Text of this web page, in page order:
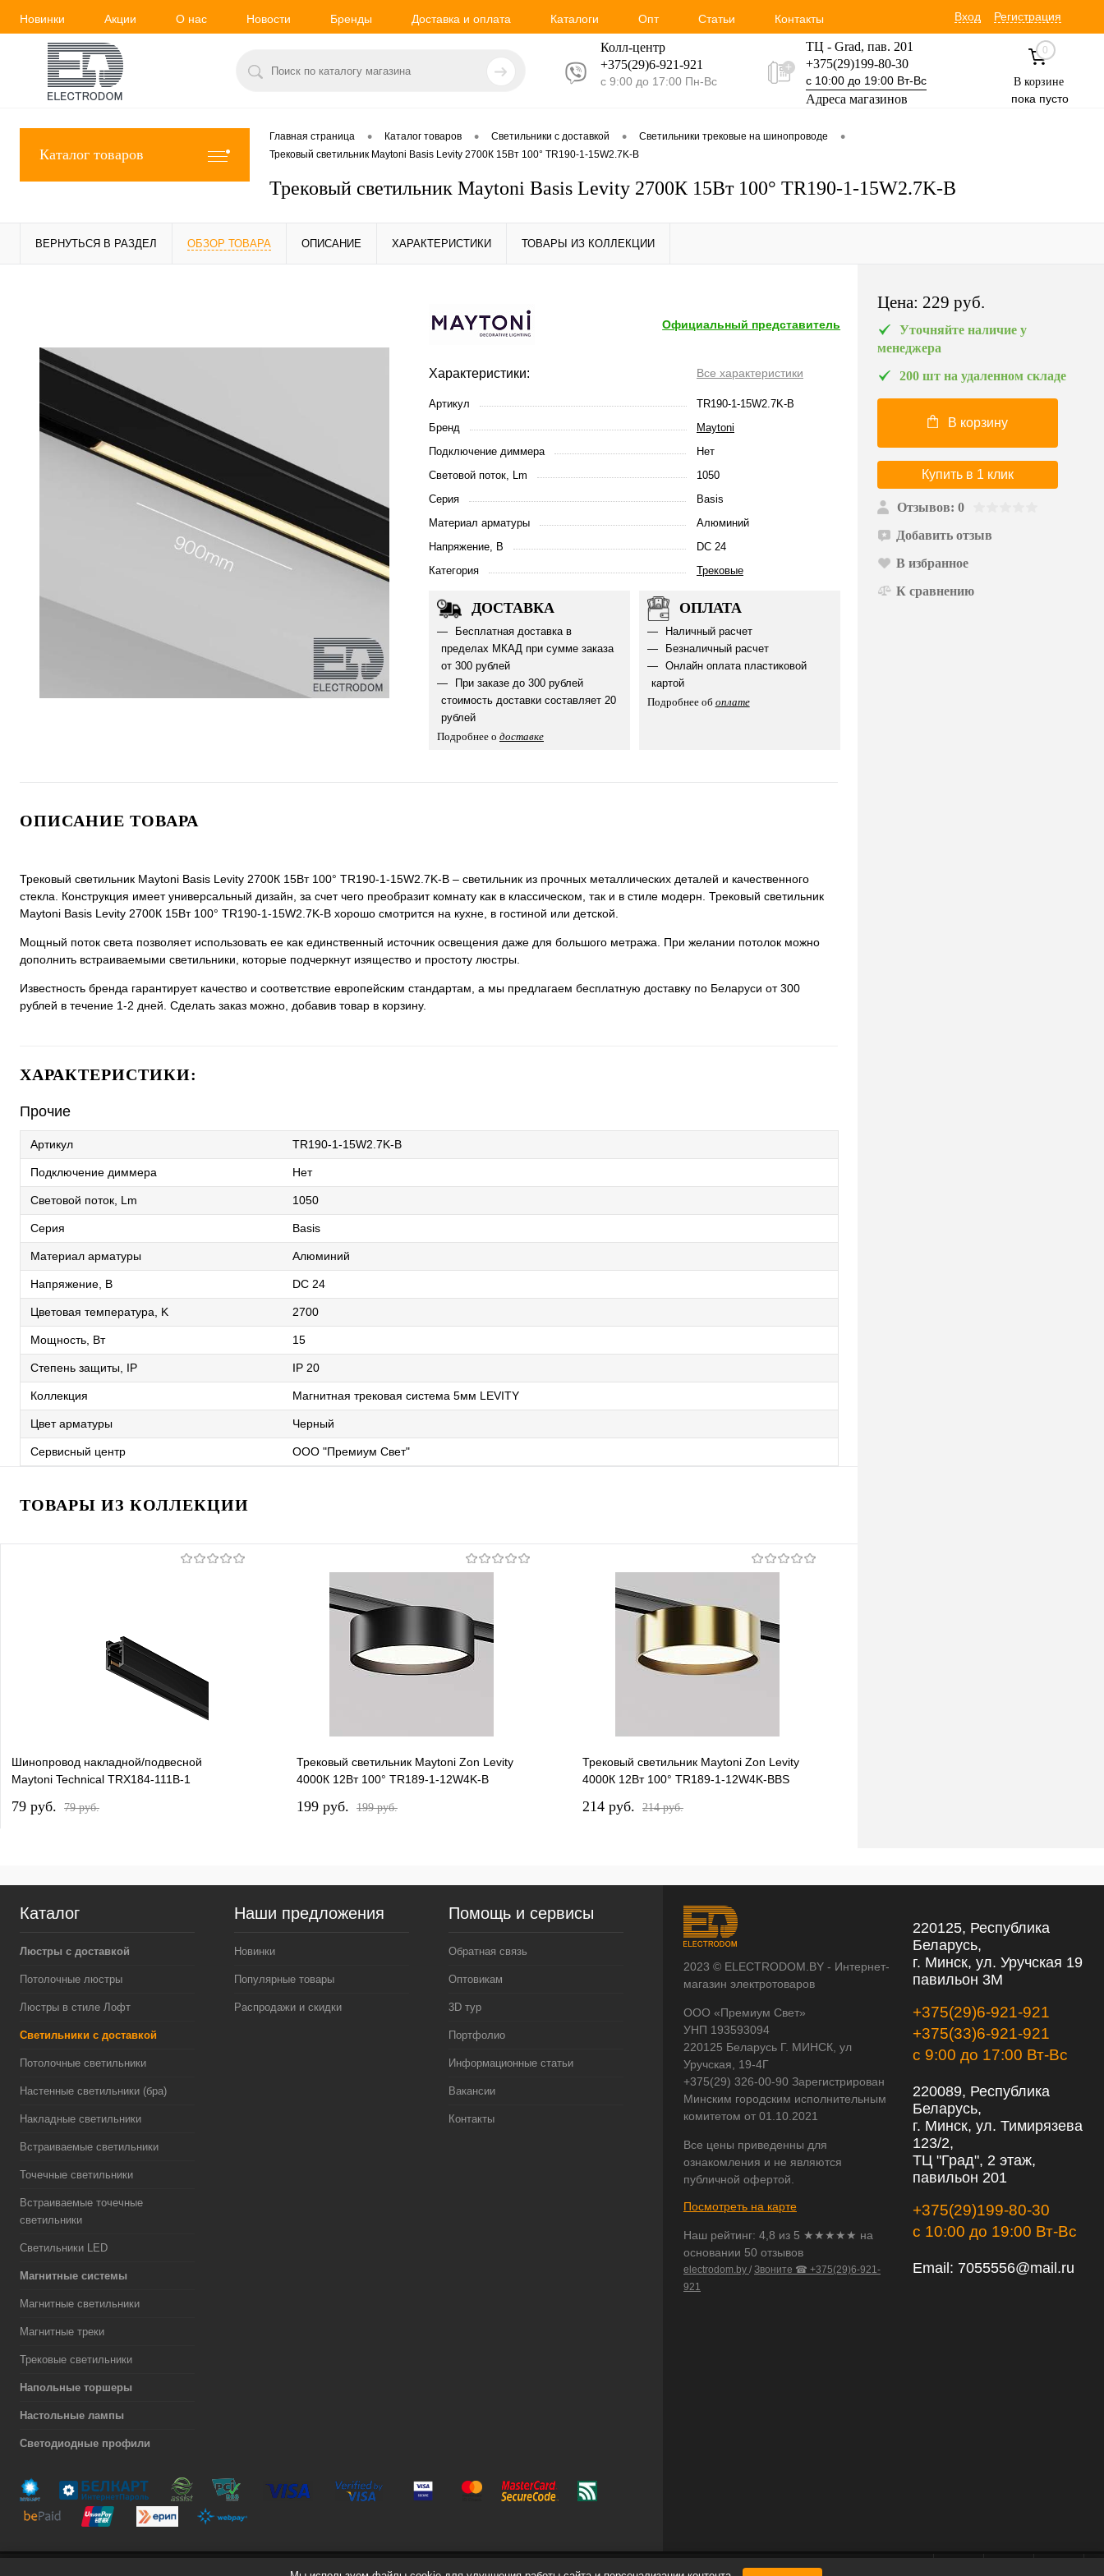
Новинки Акции О нас Новости Бренды Доставка и оплата Каталоги Опт Статьи Контакты Вход Регистрация
Колл-центр
+375(29)6-921-921
с 9:00 до 17:00 Пн-Вс
ТЦ - Grad, пав. 201
+375(29)199-80-30
с 10:00 до 19:00 Вт-Вс
Адреса магазинов
+375(29)354-30-60
0
В корзине
пока пусто
Каталог товаров
Главная страница • Каталог товаров • Светильники с доставкой • Светильники трековые на шинопроводе •
Трековый светильник Maytoni Basis Levity 2700К 15Вт 100° TR190-1-15W2.7K-B
Трековый светильник Maytoni Basis Levity 2700К 15Вт 100° TR190-1-15W2.7K-B
ВЕРНУТЬСЯ В РАЗДЕЛ ОБЗОР ТОВАРА ОПИСАНИЕ ХАРАКТЕРИСТИКИ ТОВАРЫ ИЗ КОЛЛЕКЦИИ
Официальный представитель
Характеристики: Все характеристики
Артикул
TR190-1-15W2.7K-B
Бренд
Maytoni
Подключение диммера
Нет
Световой поток, Lm
1050
Серия
Basis
Материал арматуры
Алюминий
Напряжение, В
DC 24
Категория
Трековые
ДОСТАВКА
Бесплатная доставка в
пределах МКАД при сумме заказа
от 300 рублей
При заказе до 300 рублей
стоимость доставки составляет 20
рублей
Подробнее о доставке
ОПЛАТА
Наличный расчет
Безналичный расчет
Онлайн оплата пластиковой
картой
Подробнее об оплате
ОПИСАНИЕ ТОВАРА
Трековый светильник Maytoni Basis Levity 2700К 15Вт 100° TR190-1-15W2.7K-B – светильник из прочных металлических деталей и качественного
стекла. Конструкция имеет универсальный дизайн, за счет чего преобразит комнату как в классическом, так и в стиле модерн. Трековый светильник
Maytoni Basis Levity 2700К 15Вт 100° TR190-1-15W2.7K-B хорошо смотрится на кухне, в гостиной или детской.
Мощный поток света позволяет использовать ее как единственный источник освещения даже для большого метража. При желании потолок можно
дополнить встраиваемыми светильники, которые подчеркнут изящество и простоту люстры.
Известность бренда гарантирует качество и соответствие европейским стандартам, а мы предлагаем бесплатную доставку по Беларуси от 300
рублей в течение 1-2 дней. Сделать заказ можно, добавив товар в корзину.
ХАРАКТЕРИСТИКИ:
Прочие
Артикул TR190-1-15W2.7K-B
Подключение диммера Нет
Световой поток, Lm 1050
Серия Basis
Материал арматуры Алюминий
Напряжение, В DC 24
Цветовая температура, K 2700
Мощность, Вт 15
Степень защиты, IP IP 20
Коллекция Магнитная трековая система 5мм LEVITY
Цвет арматуры Черный
Сервисный центр ООО "Премиум Свет"
ТОВАРЫ ИЗ КОЛЛЕКЦИИ
Шинопровод накладной/подвесной
Maytoni Technical TRX184-111B-1
79 pуб. 79 pуб.
Трековый светильник Maytoni Zon Levity
4000К 12Вт 100° TR189-1-12W4K-B
199 pуб. 199 pуб.
Трековый светильник Maytoni Zon Levity
4000К 12Вт 100° TR189-1-12W4K-BBS
214 pуб. 214 pуб.
Цена: 229 pуб.
Уточняйте наличие у
менеджера
200 шт на удаленном складе
В корзину
Купить в 1 клик
Отзывов: 0
Добавить отзыв
В избранное
К сравнению
Каталог
Люстры с доставкой
Потолочные люстры
Люстры в стиле Лофт
Светильники с доставкой
Потолочные светильники
Настенные светильники (бра)
Накладные светильники
Встраиваемые светильники
Точечные светильники
Встраиваемые точечные
светильники
Светильники LED
Магнитные системы
Магнитные светильники
Магнитные треки
Трековые светильники
Напольные торшеры
Настольные лампы
Светодиодные профили
Наши предложения
Новинки
Популярные товары
Распродажи и скидки
Помощь и сервисы
Обратная связь
Оптовикам
3D тур
Портфолио
Информационные статьи
Вакансии
Контакты
2023 © ELECTRODOM.BY - Интернет-
магазин электротоваров
ООО «Премиум Свет»
УНП 193593094
220125 Беларусь Г. МИНСК, ул
Уручская, 19-4Г
+375(29) 326-00-90 Зарегистрирован
Минским городским исполнительным
комитетом от 01.10.2021
Все цены приведенны для
ознакомления и не являются
публичной офертой.
Посмотреть на карте
Наш рейтинг: 4,8 из 5 ★★★★★ на
основании 50 отзывов
electrodom.by / Звоните ☎ +375(29)6-921-
921
220125, Республика
Беларусь,
г. Минск, ул. Уручская 19
павильон 3М
+375(29)6-921-921
+375(33)6-921-921
с 9:00 до 17:00 Вт-Вс
220089, Республика
Беларусь,
г. Минск, ул. Тимирязева
123/2,
ТЦ "Град", 2 этаж,
павильон 201
+375(29)199-80-30
с 10:00 до 19:00 Вт-Вс
Email: 7055556@mail.ru